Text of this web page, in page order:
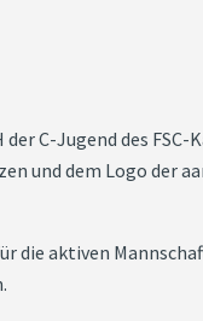
C-Jugend des
und dem Logo der
die aktiven